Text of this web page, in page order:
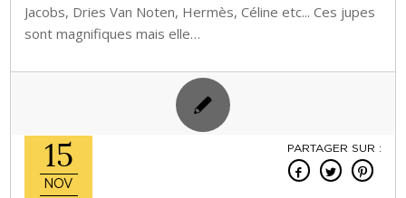
Jacobs, Dries Van Noten, Hermès, Céline etc... Ces jupes
sont magnifiques mais elle…
15
NOV
PARTAGER SUR :